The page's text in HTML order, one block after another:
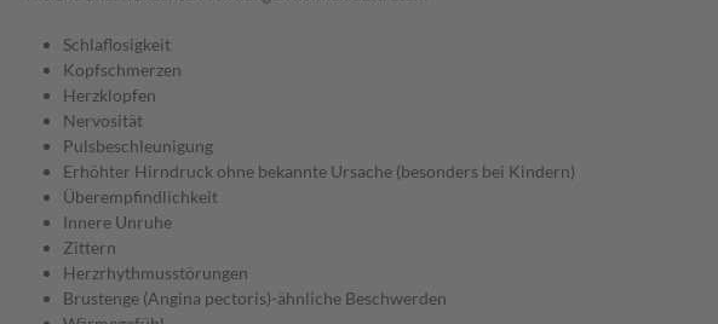
Schlaflosigkeit
Kopfschmerzen
Herzklopfen
Nervosität
Pulsbeschleunigung
Erhöhter Hirndruck ohne bekannte Ursache (besonders bei Kindern)
Überempfindlichkeit
Innere Unruhe
Zittern
Herzrhythmusstörungen
Brustenge (Angina pectoris)-ähnliche Beschwerden